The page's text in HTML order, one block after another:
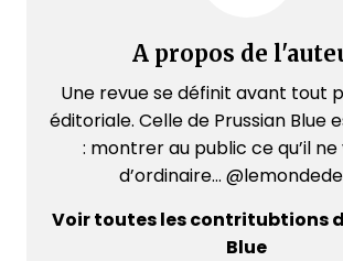
A propos de
Une revue se définit avant tout
éditoriale. Celle de Prussian Blue
: montrer au public ce qu’il
d’ordinaire...
Voir toutes les contritubtions
Blue